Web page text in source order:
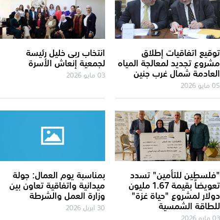
اتفاقيات إطلاق
تجديد لمعالجة المياه
شمال غرب جنين
انتخاب ربى خليل رئيسة
لجمعية إنعاش الأسرة
03 مايو 2026
للتأمين" تسدد
تعويضاً بقيمة 1.67 مليون
لمشروع "حياة غزة"
الشمسية
بمناسبة يوم العمال: جولة
ميدانية واتفاقية تعاون بين
وزارة العمل والشرطة
30 ابريل 2026